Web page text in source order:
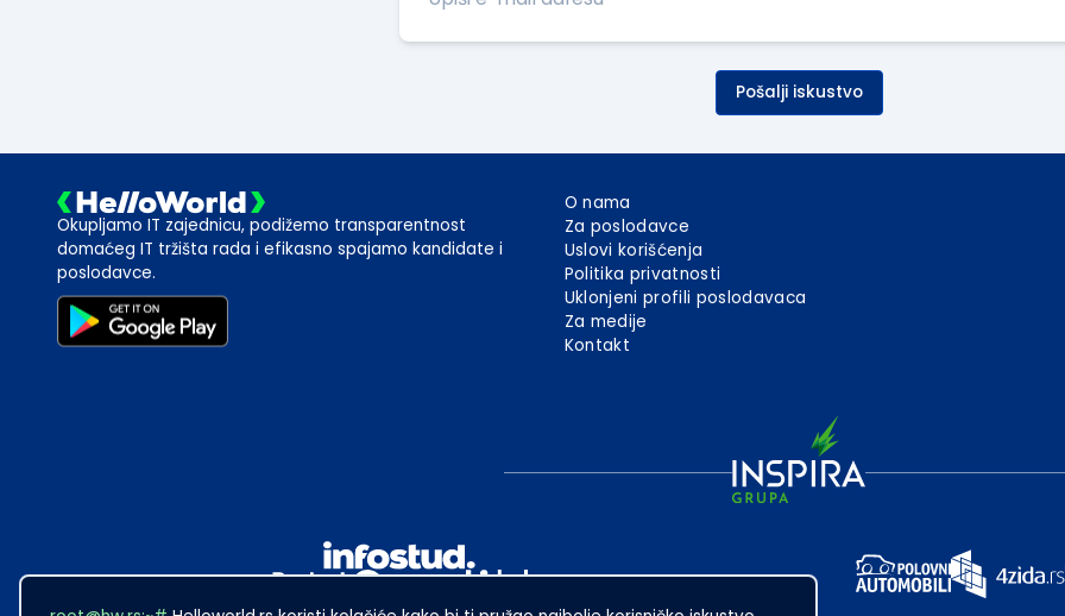
Pošalji iskustvo
Okupljamo IT zajednicu, podižemo transparentnost
domaćeg IT tržišta rada i efikasno spajamo kandidate i
poslodavce.
O nama
Za poslodavce
Uslovi korišćenja
Politika privatnosti
Uklonjeni profili poslodavaca
Za medije
Kontakt